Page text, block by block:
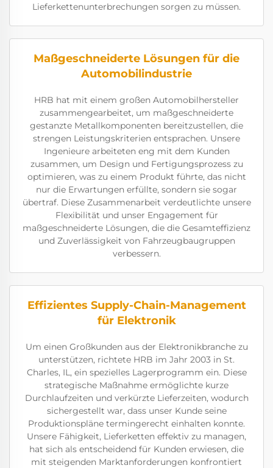
Lieferkettenunterbrechungen sorgen zu müssen.
Maßgeschneiderte Lösungen für die
Automobilindustrie
HRB hat mit einem großen Automobilhersteller
zusammengearbeitet, um maßgeschneiderte
gestanzte Metallkomponenten bereitzustellen, die
strengen Leistungskriterien entsprachen. Unsere
Ingenieure arbeiteten eng mit dem Kunden
zusammen, um Design und Fertigungsprozess zu
optimieren, was zu einem Produkt führte, das nicht
nur die Erwartungen erfüllte, sondern sie sogar
übertraf. Diese Zusammenarbeit verdeutlichte unsere
Flexibilität und unser Engagement für
maßgeschneiderte Lösungen, die die Gesamteffizienz
und Zuverlässigkeit von Fahrzeugbaugruppen
verbessern.
Effizientes Supply-Chain-Management
für Elektronik
Um einen Großkunden aus der Elektronikbranche zu
unterstützen, richtete HRB im Jahr 2003 in St.
Charles, IL, ein spezielles Lagerprogramm ein. Diese
strategische Maßnahme ermöglichte kurze
Durchlaufzeiten und verkürzte Lieferzeiten, wodurch
sichergestellt war, dass unser Kunde seine
Produktionspläne termingerecht einhalten konnte.
Unsere Fähigkeit, Lieferketten effektiv zu managen,
hat sich als entscheidend für Kunden erwiesen, die
mit steigenden Marktanforderungen konfrontiert